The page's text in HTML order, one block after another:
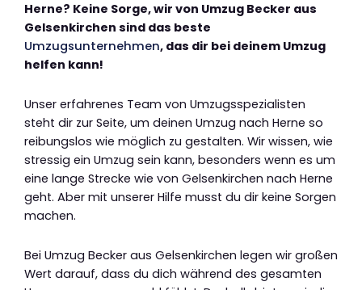
Herne? Keine Sorge, wir von Umzug Becker aus
Gelsenkirchen sind das beste
Umzugsunternehmen, das dir bei deinem Umzug
helfen kann!
Unser erfahrenes Team von Umzugsspezialisten
steht dir zur Seite, um deinen Umzug nach Herne so
reibungslos wie möglich zu gestalten. Wir wissen, wie
stressig ein Umzug sein kann, besonders wenn es um
eine lange Strecke wie von Gelsenkirchen nach Herne
geht. Aber mit unserer Hilfe musst du dir keine Sorgen
machen.
Bei Umzug Becker aus Gelsenkirchen legen wir großen
Wert darauf, dass du dich während des gesamten